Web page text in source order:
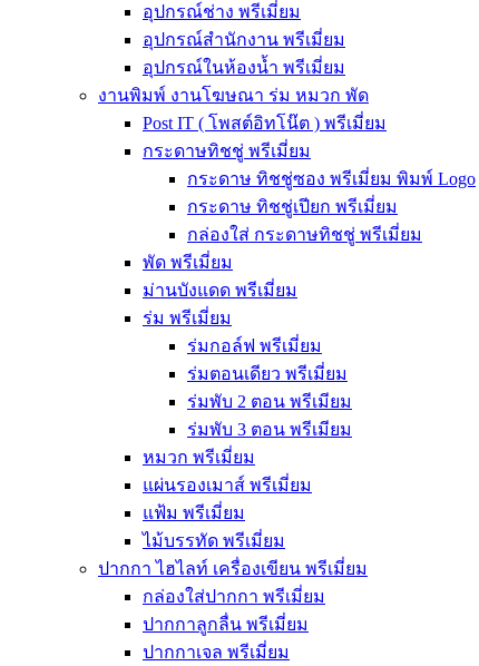
อุปกรณ์ช่าง พรีเมี่ยม
อุปกรณ์สำนักงาน พรีเมี่ยม
อุปกรณ์ในห้องน้ำ พรีเมี่ยม
งานพิมพ์ งานโฆษณา ร่ม หมวก พัด
Post IT ( โพสต์อิทโน๊ต ) พรีเมี่ยม
กระดาษทิชชู่ พรีเมี่ยม
กระดาษ ทิชชู่ซอง พรีเมี่ยม พิมพ์ Logo
กระดาษ ทิชชู่เปียก พรีเมี่ยม
กล่องใส่ กระดาษทิชชู่ พรีเมี่ยม
พัด พรีเมี่ยม
ม่านบังแดด พรีเมี่ยม
ร่ม พรีเมี่ยม
ร่มกอล์ฟ พรีเมี่ยม
ร่มตอนเดียว พรีเมี่ยม
ร่มพับ 2 ตอน พรีเมียม
ร่มพับ 3 ตอน พรีเมียม
หมวก พรีเมี่ยม
แผ่นรองเมาส์ พรีเมี่ยม
แฟ้ม พรีเมี่ยม
ไม้บรรทัด พรีเมี่ยม
ปากกา ไฮไลท์ เครื่องเขียน พรีเมี่ยม
กล่องใส่ปากกา พรีเมี่ยม
ปากกาลูกลื่น พรีเมี่ยม
ปากกาเจล พรีเมี่ยม